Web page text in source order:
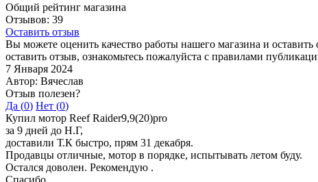
Общий рейтинг магазина
Отзывов: 39
Оставить отзыв
Вы можете оценить качество работы нашего магазина и
оставить отзыв, ознакомьтесь пожалуйста с правилами
7 Января 2024
Автор: Вячеслав
Отзыв полезен?
Да (0) Нет (0)
Купил мотор Reef Raider9,9(20)pro
за 9 дней до Н.Г,
доставили Т.К быстро, прям 31 декабря.
Продавцы отличные, мотор в порядке, испытывать летом буду.
Остался доволен. Рекомендую .
Спасибо